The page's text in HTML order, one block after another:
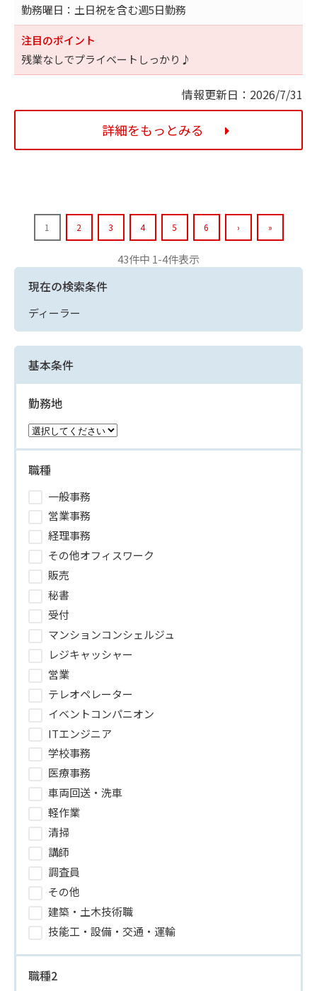
勤務曜日：土日祝を含む週5日勤務
注目のポイント
残業なしでプライベートしっかり♪
情報更新日：2026/7/31
詳細をもっとみる
1 2 3 4 5 6 › »
43件中 1-4件表示
現在の検索条件
ディーラー
基本条件
勤務地
職種
一般事務
営業事務
経理事務
その他オフィスワーク
販売
秘書
受付
マンションコンシェルジュ
レジキャッシャー
営業
テレオペレーター
イベントコンパニオン
ITエンジニア
学校事務
医療事務
車両回送・洗車
軽作業
清掃
講師
調査員
その他
建築・土木技術職
技能工・設備・交通・運輸
職種2